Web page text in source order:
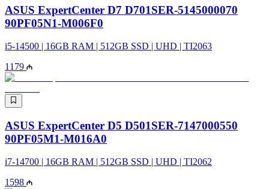
ASUS ExpertCenter D7 D701SER-5145000070
90PF05N1-M006F0
i5-14500 | 16GB RAM | 512GB SSD | UHD | TI2063
1179
ASUS ExpertCenter D5 D501SER-7147000550
90PF05M1-M016A0
i7-14700 | 16GB RAM | 512GB SSD | UHD | TI2062
1598